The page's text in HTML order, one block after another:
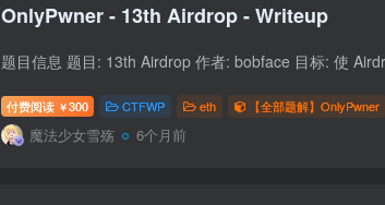
OnlyPwner - 13th Airdrop - Writeup
付费阅读 ￥300 CTFWP eth 【全部题解】OnlyPwner
魔法少女雪殇 6个月前